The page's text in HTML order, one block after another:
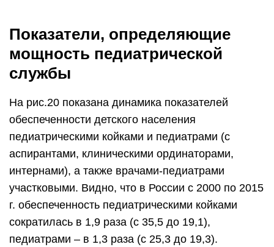
Показатели, определяющие
мощность педиатрической
службы
На рис.20 показана динамика показателей
обеспеченности детского населения
педиатрическими койками и педиатрами (с
аспирантами, клиническими ординаторами,
интернами), а также врачами-педиатрами
участковыми. Видно, что в России с 2000 по 2015
г. обеспеченность педиатрическими койками
сократилась в 1,9 раза (с 35,5 до 19,1),
педиатрами – в 1,3 раза (с 25,3 до 19,3).